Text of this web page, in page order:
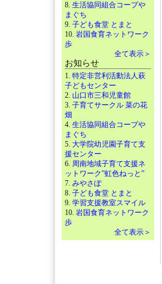
8. 生活協同組合コープや
まぐち
9. 子ども食堂 とまと
10. 岩国食育ネットワーク
歩
全て表示＞
お知らせ
1. 特定非営利活動法人萩
子どもセンター
2. 山口市三和児童館
3. 子育てサークル 菜の花
畑
4. 生活協同組合コープや
まぐち
5. 大学院幼児園子育て支
援センター
6. 周南地域子育て支援ネ
ットワーク”虹色ねっと”
7. みやさぽ
8. 子ども食堂 とまと
9. 学習支援教室スマイル
10. 岩国食育ネットワーク
歩
全て表示＞